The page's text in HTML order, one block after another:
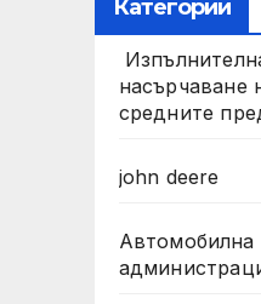
Категории
насърчаване
средните
john deere
Автомобилна